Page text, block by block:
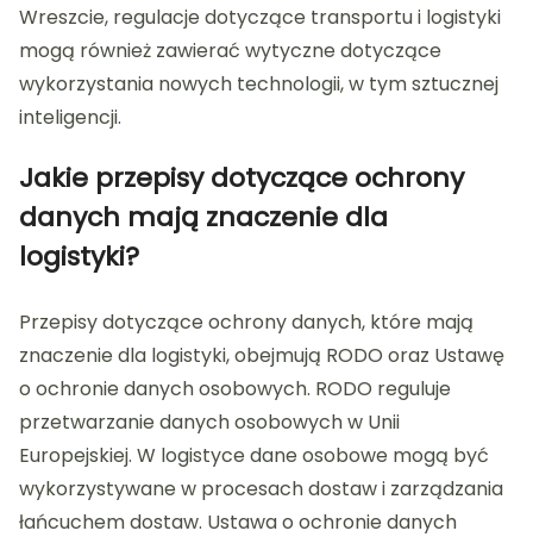
Wreszcie, regulacje dotyczące transportu i logistyki
mogą również zawierać wytyczne dotyczące
wykorzystania nowych technologii, w tym sztucznej
inteligencji.
Jakie przepisy dotyczące ochrony
danych mają znaczenie dla
logistyki?
Przepisy dotyczące ochrony danych, które mają
znaczenie dla logistyki, obejmują RODO oraz Ustawę
o ochronie danych osobowych. RODO reguluje
przetwarzanie danych osobowych w Unii
Europejskiej. W logistyce dane osobowe mogą być
wykorzystywane w procesach dostaw i zarządzania
łańcuchem dostaw. Ustawa o ochronie danych